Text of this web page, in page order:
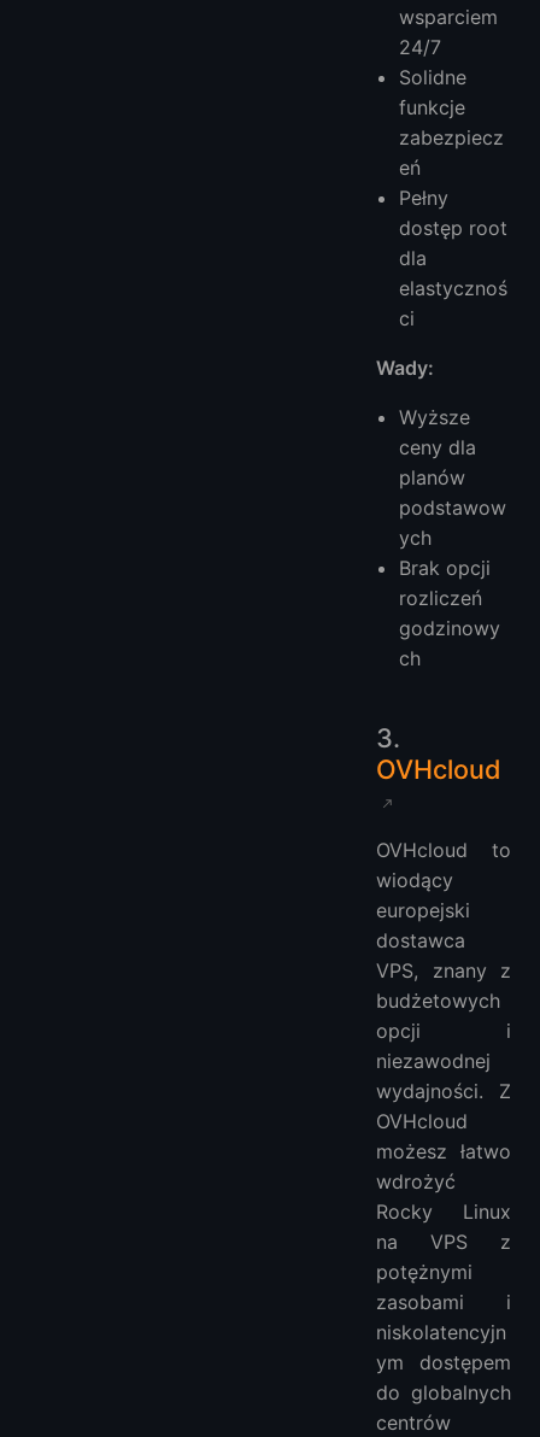
wsparciem
24/7
Solidne
funkcje
zabezpiecz
eń
Pełny
dostęp root
dla
elastycznoś
ci
Wady:
Wyższe
ceny dla
planów
podstawow
ych
Brak opcji
rozliczeń
godzinowy
ch
3.
OVHcloud
OVHcloud to
wiodący
europejski
dostawca
VPS, znany z
budżetowych
opcji i
niezawodnej
wydajności. Z
OVHcloud
możesz łatwo
wdrożyć
Rocky Linux
na VPS z
potężnymi
zasobami i
niskolatencyjn
ym dostępem
do globalnych
centrów